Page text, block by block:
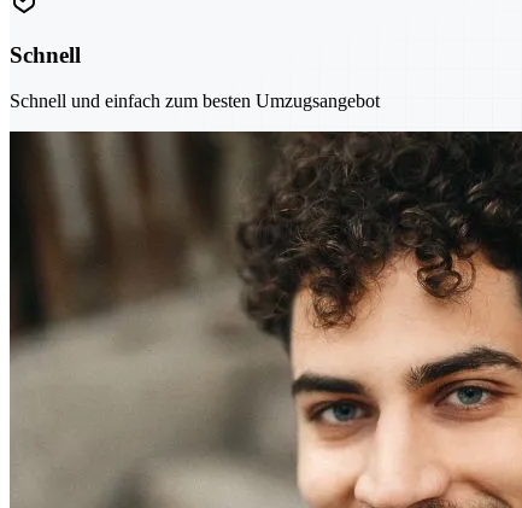
Schnell
Schnell und einfach zum besten Umzugsangebot